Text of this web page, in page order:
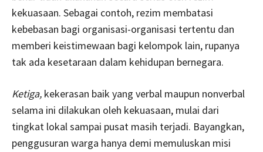
kekuasaan. Sebagai contoh, rezim membatasi
kebebasan bagi organisasi-organisasi tertentu dan
memberi keistimewaan bagi kelompok lain, rupanya
tak ada kesetaraan dalam kehidupan bernegara.
Ketiga, kekerasan baik yang verbal maupun nonverbal
selama ini dilakukan oleh kekuasaan, mulai dari
tingkat lokal sampai pusat masih terjadi. Bayangkan,
penggusuran warga hanya demi memuluskan misi